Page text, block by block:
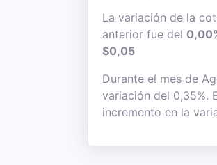
La variación de la
anterior fue del
$0,05
Durante el mes de
variación del 0,35%.
incremento en la